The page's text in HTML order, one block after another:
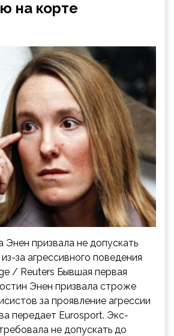
на корте
Энен призвала не допускать
за агрессивного поведения
/ Reuters Бывшая первая
Энен призвала строже
за проявление агрессии
передает Eurosport. Экс-
не допускать до